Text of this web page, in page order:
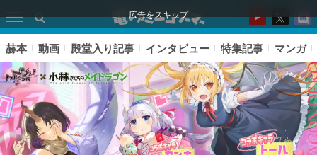
広告をスキップ
赫本 動画 殿堂入り記事 インタビュー 特集記事 マンガ